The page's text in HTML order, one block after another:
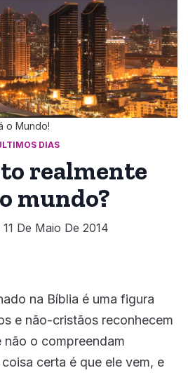
o Mundo!
DIAS
realmente
mundo?
11 De Maio De 2014
na Bíblia é uma figura
e não-cristãos reconhecem
não o compreendam
certa é que ele vem, e